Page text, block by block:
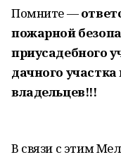
Помните —
пожарной
приусадебного
дачного участка
владельцев!!!
В связи с этим